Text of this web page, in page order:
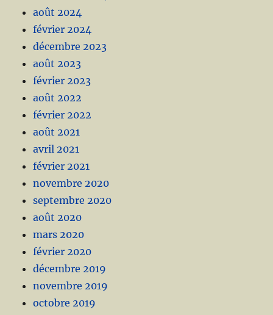
août 2024
février 2024
décembre 2023
août 2023
février 2023
août 2022
février 2022
août 2021
avril 2021
février 2021
novembre 2020
septembre 2020
août 2020
mars 2020
février 2020
décembre 2019
novembre 2019
octobre 2019